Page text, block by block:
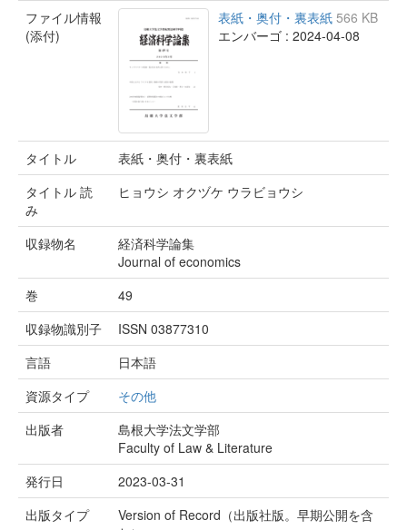
ファイル情報
(添付)
表紙・奥付・裏表紙 566 KB
エンバーゴ : 2024-04-08
タイトル
表紙・奥付・裏表紙
タイトル 読
み
ヒョウシ オクヅケ ウラビョウシ
収録物名
経済科学論集
Journal of economics
巻
49
収録物識別子
ISSN 03877310
言語
日本語
資源タイプ
その他
出版者
島根大学法文学部
Faculty of Law & Literature
発行日
2023-03-31
出版タイプ
Version of Record（出版社版。早期公開を含